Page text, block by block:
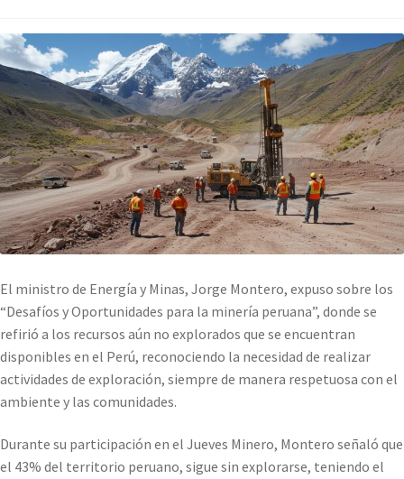
El ministro de Energía y Minas, Jorge Montero, expuso sobre los
“Desafíos y Oportunidades para la minería peruana”, donde se
refirió a los recursos aún no explorados que se encuentran
disponibles en el Perú, reconociendo la necesidad de realizar
actividades de exploración, siempre de manera respetuosa con el
ambiente y las comunidades.
Durante su participación en el Jueves Minero, Montero señaló que
el 43% del territorio peruano, sigue sin explorarse, teniendo el